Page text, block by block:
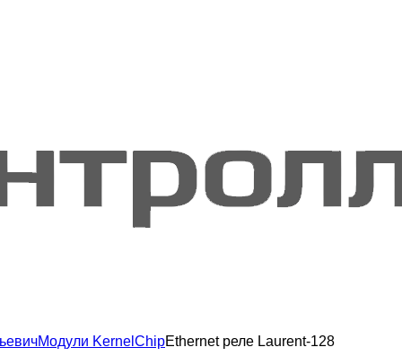
Модули KernelChipEthernet реле Laurent-128